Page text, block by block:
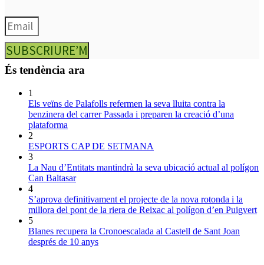
SUBSCRIURE’M
És tendència ara
1
Els veïns de Palafolls refermen la seva lluita contra la
benzinera del carrer Passada i preparen la creació d’una
plataforma
2
ESPORTS CAP DE SETMANA
3
La Nau d’Entitats mantindrà la seva ubicació actual al polígon
Can Baltasar
4
S’aprova definitivament el projecte de la nova rotonda i la
millora del pont de la riera de Reixac al polígon d’en Puigvert
5
Blanes recupera la Cronoescalada al Castell de Sant Joan
després de 10 anys